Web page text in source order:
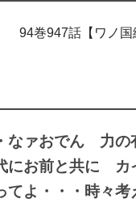
94巻947話【ワノ
なァおでん 力の
にお前と共に カ
てよ・・・時々考